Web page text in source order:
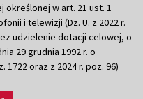
określonej w art. 21 ust. 1
i telewizji (Dz. U. z 2022 r.
udzielenie dotacji celowej, o
29 grudnia 1992 r. o
1722 oraz z 2024 r. poz. 96)